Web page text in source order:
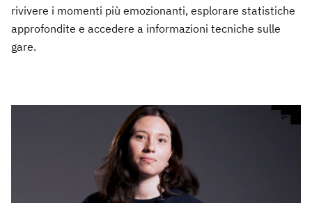
rivivere i momenti più emozionanti, esplorare statistiche
approfondite e accedere a informazioni tecniche sulle
gare.